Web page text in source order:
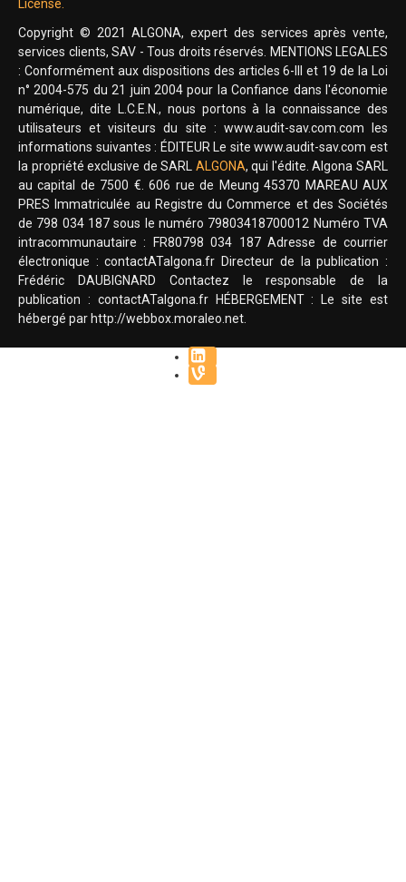
License.
Copyright © 2021 ALGONA, expert des services après vente,
services clients, SAV - Tous droits réservés. MENTIONS LEGALES
: Conformément aux dispositions des articles 6-III et 19 de la Loi
n° 2004-575 du 21 juin 2004 pour la Confiance dans l'économie
numérique, dite L.C.E.N., nous portons à la connaissance des
utilisateurs et visiteurs du site : www.audit-sav.com.com les
informations suivantes : ÉDITEUR Le site www.audit-sav.com est
la propriété exclusive de SARL ALGONA, qui l'édite. Algona SARL
au capital de 7500 €. 606 rue de Meung 45370 MAREAU AUX
PRES Immatriculée au Registre du Commerce et des Sociétés
de 798 034 187 sous le numéro 79803418700012 Numéro TVA
intracommunautaire : FR80798 034 187 Adresse de courrier
électronique : contactATalgona.fr Directeur de la publication :
Frédéric DAUBIGNARD Contactez le responsable de la
publication : contactATalgona.fr HÉBERGEMENT : Le site est
hébergé par http://webbox.moraleo.net.